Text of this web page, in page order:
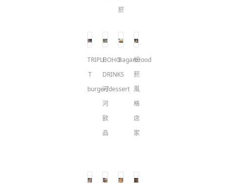
菸
TRIPLE
T
burger/dessert
HOHO
DRINKS
河
河
飲
品
BaganHood
松
菸
風
格
店
家